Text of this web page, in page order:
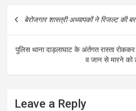
Post
navigation
बेरोजगार शास्त्री अध्यापकों ने रिजल्ट की
पुलिस थाना दाड़लाघाट के अंर्तगत रास्ता
व जान से मारने को
Leave a Reply